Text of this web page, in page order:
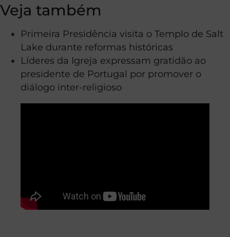
Veja também
Primeira Presidência visita o Templo de Salt
Lake durante reformas históricas
Líderes da Igreja expressam gratidão ao
presidente de Portugal por promover o
diálogo inter-religioso